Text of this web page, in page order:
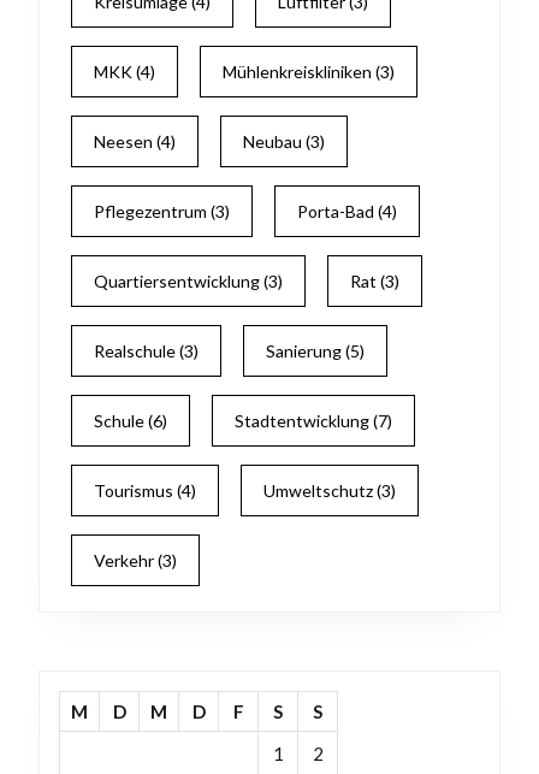
MKK(4) Mühlenkreiskliniken (3)
Neesen (4) Neubau (3)
Pflegezentrum (3) Porta-Bad (4)
Quartiersentwicklung(3) Rat (3)
Realschule(3) Sanierung(5)
Schule(6) Stadtentwicklung(7)
Tourismus (4) Umweltschutz(3)
Verkehr(3)
M D M D F S
S
1
2